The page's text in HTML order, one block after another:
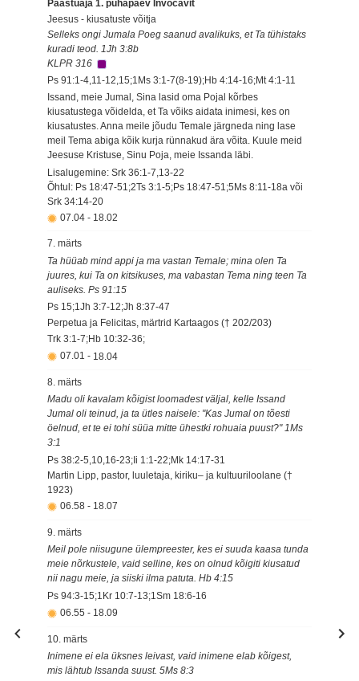
Paastuaja 1. pühapäev Invocavit
Jeesus - kiusatuste võitja
Selleks ongi Jumala Poeg saanud avalikuks, et Ta tühistaks
kuradi teod. 1Jh 3:8b
KLPR 316
Ps 91:1-4,11-12,15;1Ms 3:1-7(8-19);Hb 4:14-16;Mt 4:1-11
Issand, meie Jumal, Sina lasid oma Pojal kõrbes
kiusatustega võidelda, et Ta võiks aidata inimesi, kes on
kiusatustes. Anna meile jõudu Temale järgneda ning lase
meil Tema abiga kõik kurja rünnakud ära võita. Kuule meid
Jeesuse Kristuse, Sinu Poja, meie Issanda läbi.
Lisalugemine: Srk 36:1-7,13-22
Õhtul: Ps 18:47-51;2Ts 3:1-5;Ps 18:47-51;5Ms 8:11-18a või
Srk 34:14-20
07.04 - 18.02
7. märts
Ta hüüab mind appi ja ma vastan Temale; mina olen Ta
juures, kui Ta on kitsikuses, ma vabastan Tema ning teen Ta
auliseks. Ps 91:15
Ps 15;1Jh 3:7-12;Jh 8:37-47
Perpetua ja Felicitas, märtrid Kartaagos († 202/203)
Trk 3:1-7;Hb 10:32-36;
07.01 - 18.04
8. märts
Madu oli kavalam kõigist loomadest väljal, kelle Issand
Jumal oli teinud, ja ta ütles naisele: "Kas Jumal on tõesti
öelnud, et te ei tohi süüa mitte ühestki rohuaia puust?" 1Ms
3:1
Ps 38:2-5,10,16-23;Ii 1:1-22;Mk 14:17-31
Martin Lipp, pastor, luuletaja, kiriku– ja kultuuriloolane (†
1923)
06.58 - 18.07
9. märts
Meil pole niisugune ülempreester, kes ei suuda kaasa tunda
meie nõrkustele, vaid selline, kes on olnud kõigiti kiusatud
nii nagu meie, ja siiski ilma patuta. Hb 4:15
Ps 94:3-15;1Kr 10:7-13;1Sm 18:6-16
06.55 - 18.09
10. märts
Inimene ei ela üksnes leivast, vaid inimene elab kõigest,
mis lähtub Issanda suust. 5Ms 8:3